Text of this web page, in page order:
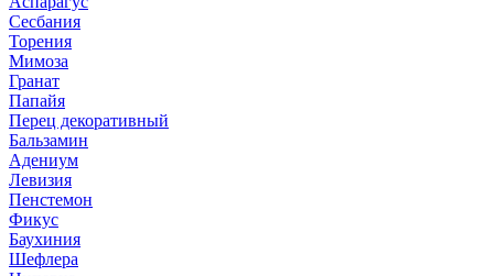
Сесбания
Торения
Мимоза
Гранат
Папайя
Перец декоративный
Бальзамин
Адениум
Левизия
Пенстемон
Фикус
Баухиния
Шефлера